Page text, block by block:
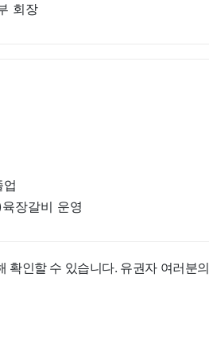
회장
장갈비 운영
확인할 수 있습니다. 유권자 여러분의